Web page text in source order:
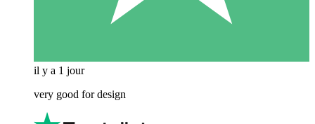
il y a 1 jour
very good for design